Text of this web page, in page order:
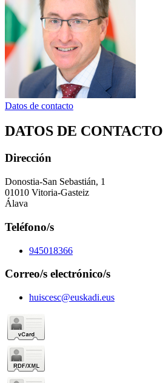
Datos de contacto
DATOS DE CONTACTO
Dirección
Donostia-San Sebastián, 1
01010 Vitoria-Gasteiz
Álava
Teléfono/s
945018366
Correo/s electrónico/s
huiscesc@euskadi.eus